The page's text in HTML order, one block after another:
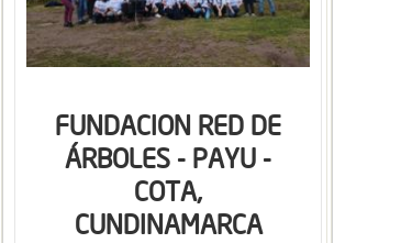
FUNDACION RED DE
ÁRBOLES - PAYU -
COTA,
CUNDINAMARCA